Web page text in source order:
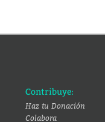
Contribuye:
Haz tu Donación
Colabora